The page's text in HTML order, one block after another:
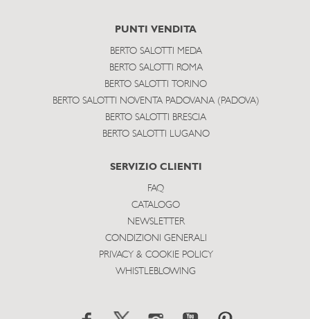
PUNTI VENDITA
BERTO SALOTTI MEDA
BERTO SALOTTI ROMA
BERTO SALOTTI TORINO
BERTO SALOTTI NOVENTA PADOVANA (PADOVA)
BERTO SALOTTI BRESCIA
BERTO SALOTTI LUGANO
SERVIZIO CLIENTI
FAQ
CATALOGO
NEWSLETTER
CONDIZIONI GENERALI
PRIVACY & COOKIE POLICY
WHISTLEBLOWING